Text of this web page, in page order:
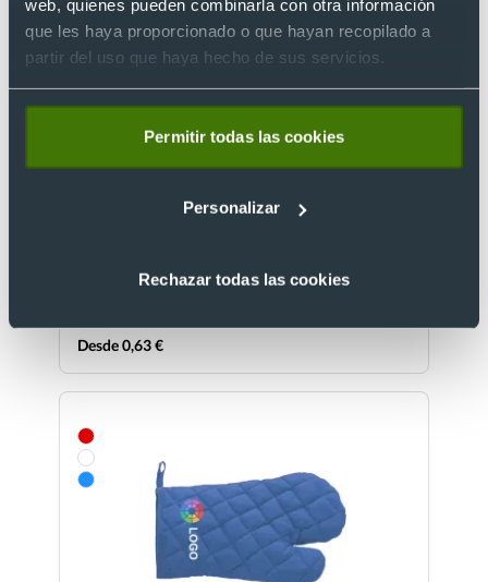
web, quienes pueden combinarla con otra información
que les haya proporcionado o que hayan recopilado a
partir del uso que haya hecho de sus servicios.
Permitir todas las cookies
Personalizar
Rechazar todas las cookies
Tabla de cocina personalizada en PP con asa fácil
Desde 0,63 €